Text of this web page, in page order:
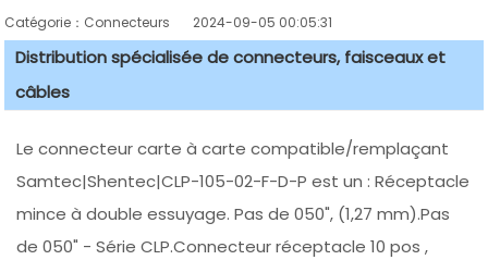
Catégorie：Connecteurs 2024-09-05 00:05:31
Distribution spécialisée de connecteurs, faisceaux et
câbles
Le connecteur carte à carte compatible/remplaçant
Samtec|Shentec|CLP-105-02-F-D-P est un : Réceptacle
mince à double essuyage. Pas de 050", (1,27 mm).Pas
de 050" - Série CLP.Connecteur réceptacle 10 pos ,